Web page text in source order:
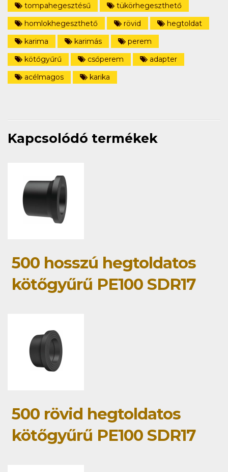
tompahegesztésű
tükörhegeszthető
homlokhegeszthető
rövid
hegtoldat
karima
karimás
perem
kötőgyűrű
csőperem
adapter
acélmagos
karika
Kapcsolódó termékek
500 hosszú hegtoldatos
kötőgyűrű PE100 SDR17
500 rövid hegtoldatos
kötőgyűrű PE100 SDR17